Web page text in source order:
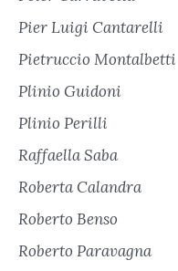
Pier Luigi Cantarelli
Pietruccio Montalbetti
Plinio Guidoni
Plinio Perilli
Raffaella Saba
Roberta Calandra
Roberto Benso
Roberto Paravagna